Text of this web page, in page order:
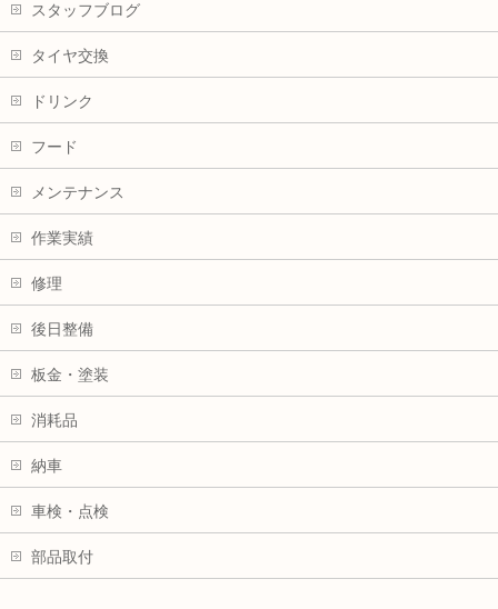
スタッフブログ
タイヤ交換
ドリンク
フード
メンテナンス
作業実績
修理
後日整備
板金・塗装
消耗品
納車
車検・点検
部品取付